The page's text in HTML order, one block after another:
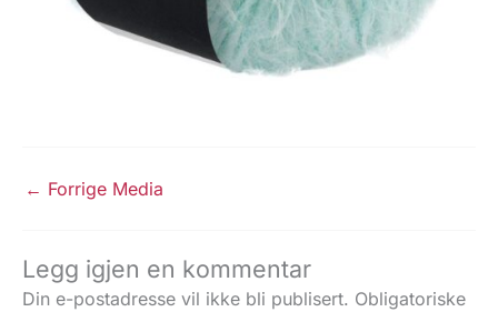
← Forrige Media
Legg igjen en kommentar
Din e-postadresse vil ikke bli publisert. Obligatoriske